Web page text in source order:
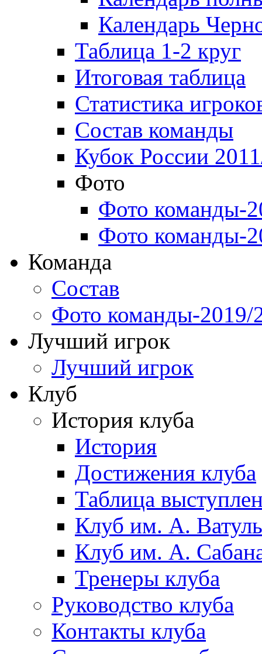
Календарь
Таблица 1-2 круг
Итоговая таблица
Статистика
Состав команды
Кубок России
Фото
Фото команды-
Фото команды-
Команда
Состав
Фото команды-2019/
Лучший игрок
Лучший игрок
Клуб
История клуба
История
Достижения клуба
Таблица
Клуб им. А.
Клуб им. А.
Тренеры клуба
Руководство клуба
Контакты клуба